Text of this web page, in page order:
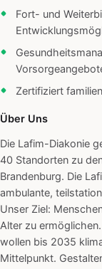
Fort- und
Zertifiziert
Über Uns
Die Lafim-Diakonie
40 Standorten zu
Brandenburg. Die
ambulante,
Unser Ziel:
Alter zu
wollen bis 2035
Mittelpunkt.